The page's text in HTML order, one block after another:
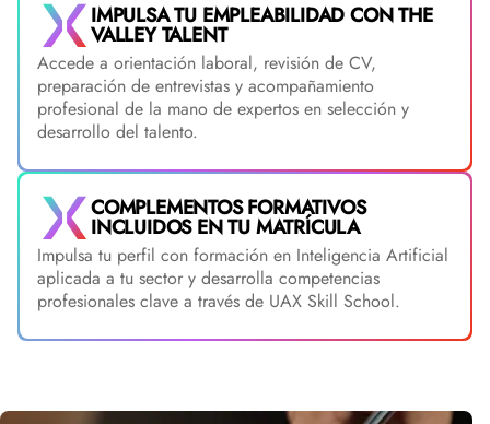
IMPULSA TU EMPLEABILIDAD CON THE
VALLEY TALENT
Accede a orientación laboral, revisión de CV,
preparación de entrevistas y acompañamiento
profesional de la mano de expertos en selección y
desarrollo del talento.
COMPLEMENTOS FORMATIVOS
INCLUIDOS EN TU MATRÍCULA
Impulsa tu perfil con formación en Inteligencia Artificial
aplicada a tu sector y desarrolla competencias
profesionales clave a través de UAX Skill School.